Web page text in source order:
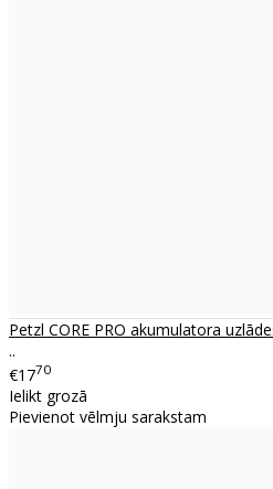
Petzl CORE PRO akumulatora
..
€1770
Ielikt grozā
Pievienot vēlmju sarakstam